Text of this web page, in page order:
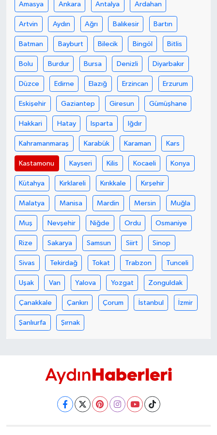
Amasya Ankara Antalya Ardahan
Artvin Aydın Ağrı Balıkesir Bartın
Batman Bayburt Bilecik Bingöl Bitlis
Bolu Burdur Bursa Denizli Diyarbakır
Düzce Edirne Elazığ Erzincan Erzurum
Eskişehir Gaziantep Giresun Gümüşhane
Hakkari Hatay Isparta Iğdır
Kahramanmaraş Karabük Karaman Kars
Kastamonu Kayseri Kilis Kocaeli Konya
Kütahya Kırklareli Kırıkkale Kırşehir
Malatya Manisa Mardin Mersin Muğla
Muş Nevşehir Niğde Ordu Osmaniye
Rize Sakarya Samsun Siirt Sinop
Sivas Tekirdağ Tokat Trabzon Tunceli
Uşak Van Yalova Yozgat Zonguldak
Çanakkale Çankırı Çorum İstanbul İzmir
Şanlıurfa Şırnak
MAGAZİN
ÖZEL HABER
SAĞLIK
ŞİRKET HABERLERİ
SİYASET
SPOR
TEKNOLOJİ
YAŞAM
YEREL
AFYON
AFYONKARAHİSAR
AYDIN
DENİZLİ
KÜTAHYA